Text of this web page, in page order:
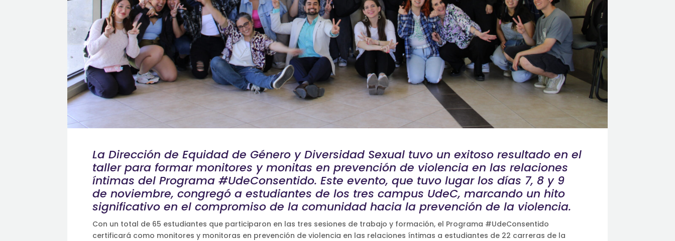
La Dirección de Equidad de Género y Diversidad Sexual tuvo un exitoso resultado en el
taller para formar monitores y monitas en prevención de violencia en las relaciones
íntimas del Programa #UdeConsentido. Este evento, que tuvo lugar los días 7, 8 y 9
de noviembre, congregó a estudiantes de los tres campus UdeC, marcando un hito
significativo en el compromiso de la comunidad hacia la prevención de la violencia.
Con un total de 65 estudiantes que participaron en las tres sesiones de trabajo y formación, el Programa #UdeConsentido
certificará como monitores y monitoras en prevención de violencia en las relaciones íntimas a estudiantes de 22 carreras de la